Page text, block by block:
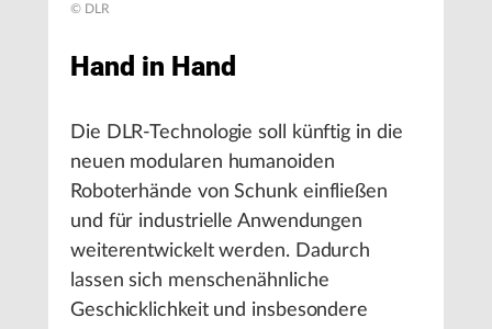
© DLR
Hand in Hand
Die DLR-Technologie soll künftig in die
neuen modularen humanoiden
Roboterhände von Schunk einfließen
und für industrielle Anwendungen
weiterentwickelt werden. Dadurch
lassen sich menschenähnliche
Geschicklichkeit und insbesondere